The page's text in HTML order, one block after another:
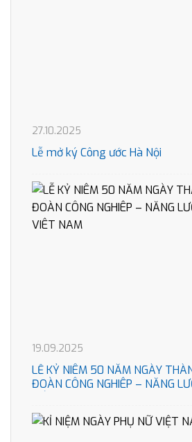
27.10.2025
Lễ mở ký Công ước Hà Nội
19.09.2025
LỄ KỶ NIÊM 50 NĂM NGÀY
ĐOÀN CÔNG NGHIÊP – NĂNG